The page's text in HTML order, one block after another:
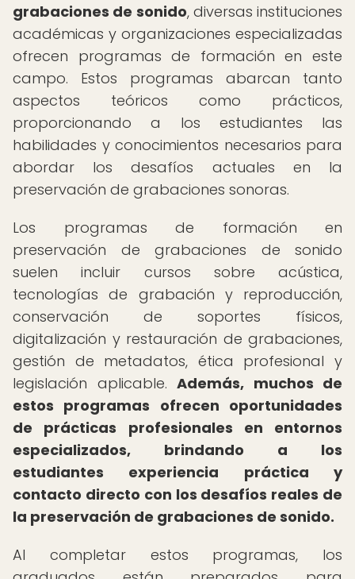
grabaciones de sonido, diversas instituciones
académicas y organizaciones especializadas
ofrecen programas de formación en este
campo. Estos programas abarcan tanto
aspectos teóricos como prácticos,
proporcionando a los estudiantes las
habilidades y conocimientos necesarios para
abordar los desafíos actuales en la
preservación de grabaciones sonoras.
Los programas de formación en
preservación de grabaciones de sonido
suelen incluir cursos sobre acústica,
tecnologías de grabación y reproducción,
conservación de soportes físicos,
digitalización y restauración de grabaciones,
gestión de metadatos, ética profesional y
legislación aplicable. Además, muchos de
estos programas ofrecen oportunidades
de prácticas profesionales en entornos
especializados, brindando a los
estudiantes experiencia práctica y
contacto directo con los desafíos reales de
la preservación de grabaciones de sonido.
Al completar estos programas, los